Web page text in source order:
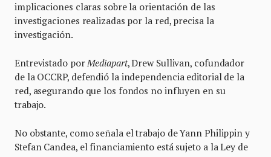
implicaciones claras sobre la orientación de las
investigaciones realizadas por la red, precisa la
investigación.
Entrevistado porMediapart, Drew Sullivan, cofundador
de la OCCRP, defendió la independencia editorial de la
red, asegurando que los fondos no influyen en su
trabajo.
No obstante, como señala el trabajo de Yann Philippin y
Stefan Candea, el financiamiento está sujeto a la Ley de